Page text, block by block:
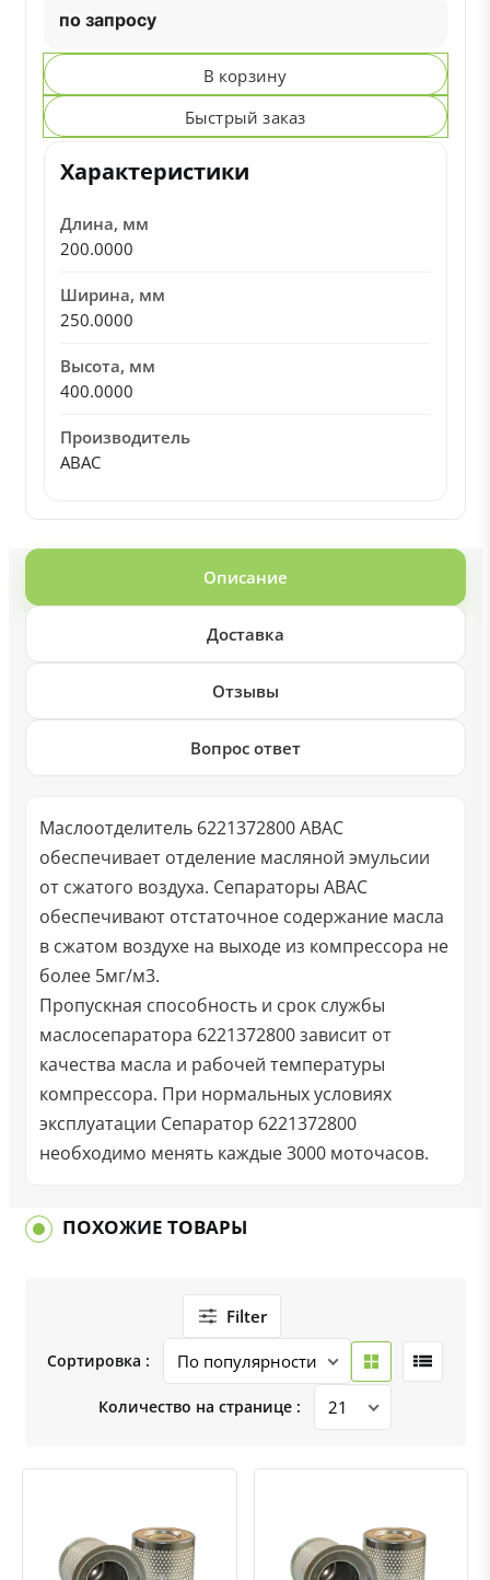
по запросу
В корзину
Быстрый заказ
Характеристики
Длина, мм
200.0000
Ширина, мм
250.0000
Высота, мм
400.0000
Производитель
ABAC
Описание
Доставка
Отзывы
Вопрос ответ
Маслоотделитель 6221372800 ABAC
обеспечивает отделение масляной эмульсии
от сжатого воздуха. Сепараторы ABAC
обеспечивают отстаточное содержание масла
в сжатом воздухе на выходе из компрессора не
более 5мг/м3.
Пропускная способность и срок службы
маслосепаратора 6221372800 зависит от
качества масла и рабочей температуры
компрессора. При нормальных условиях
эксплуатации Сепаратор 6221372800
необходимо менять каждые 3000 моточасов.
ПОХОЖИЕ ТОВАРЫ
Filter
Сортировка :
Количество на странице :